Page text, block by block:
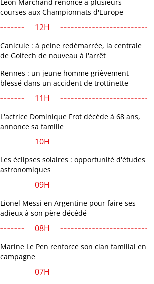
Léon Marchand renonce à plusieurs
courses aux Championnats d'Europe
12H
Canicule : à peine redémarrée, la centrale
de Golfech de nouveau à l'arrêt
Rennes : un jeune homme grièvement
blessé dans un accident de trottinette
11H
L'actrice Dominique Frot décède à 68 ans,
annonce sa famille
10H
Les éclipses solaires : opportunité d'études
astronomiques
09H
Lionel Messi en Argentine pour faire ses
adieux à son père décédé
08H
Marine Le Pen renforce son clan familial en
campagne
07H